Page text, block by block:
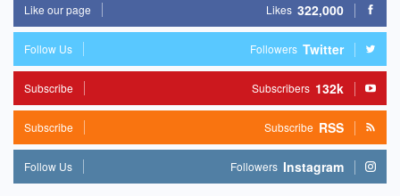
322,000
Likes
Like our page
Twitter
Followers
Follow Us
132k
Subscribers
Subscribe
RSS
Subscribe
Subscribe
Instagram
Followers
Follow Us